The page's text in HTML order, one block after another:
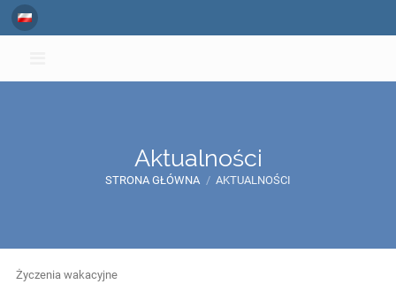
Aktualności
STRONA GŁÓWNA / AKTUALNOŚCI
Aktualności
Życzenia wakacyjne